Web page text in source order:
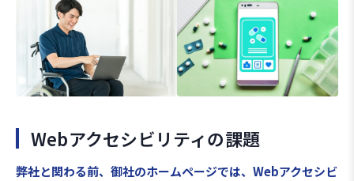
Webアクセシビリティの課題
――弊社と関わる前、御社のホームページでは、Webアクセシビ